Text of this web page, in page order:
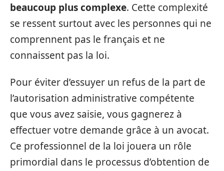
beaucoup plus complexe. Cette complexité
se ressent surtout avec les personnes qui ne
comprennent pas le français et ne
connaissent pas la loi.
Pour éviter d’essuyer un refus de la part de
l’autorisation administrative compétente
que vous avez saisie, vous gagnerez à
effectuer votre demande grâce à un avocat.
Ce professionnel de la loi jouera un rôle
primordial dans le processus d’obtention de